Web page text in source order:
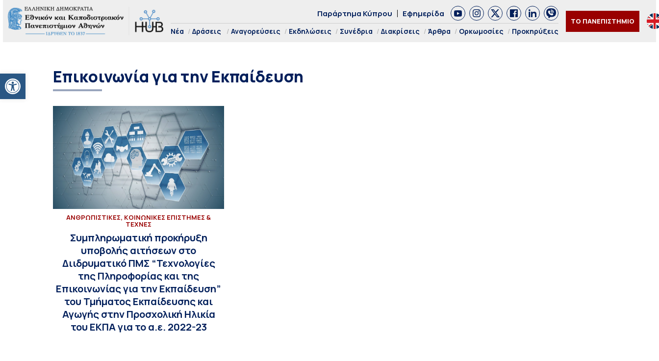
Ανοίξτε τη γραμμή εργαλείων
Παράρτημα Κύπρου Εφημερίδα
Νέα Δράσεις Αναγορεύσεις Εκδηλώσεις Συνέδρια Διακρίσεις Άρθρα Ορκωμοσίες Προκηρύξεις
ΤΟ ΠΑΝΕΠΙΣΤΗΜΙΟ
Επικοινωνία για την Εκπαίδευση
ΑΝΘΡΩΠΙΣΤΙΚΕΣ, ΚΟΙΝΩΝΙΚΕΣ ΕΠΙΣΤΗΜΕΣ &
ΤΕΧΝΕΣ
Συμπληρωματική προκήρυξη
υποβολής αιτήσεων στο
Διιδρυματικό ΠΜΣ “Τεχνολογίες
της Πληροφορίας και της
Επικοινωνίας για την Εκπαίδευση”
του Τμήματος Εκπαίδευσης και
Αγωγής στην Προσχολική Ηλικία
του ΕΚΠΑ για το α.ε. 2022-23